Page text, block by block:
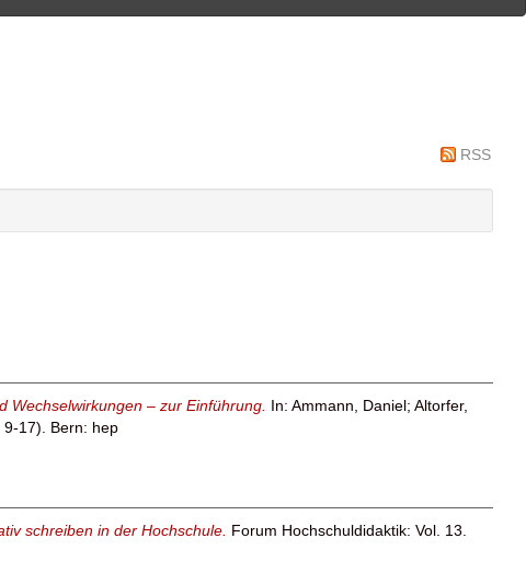
RSS
Wechselwirkungen – zur Einführung. In: Ammann, Daniel; Altorfer,
9-17). Bern: hep
schreiben in der Hochschule. Forum Hochschuldidaktik: Vol. 13.